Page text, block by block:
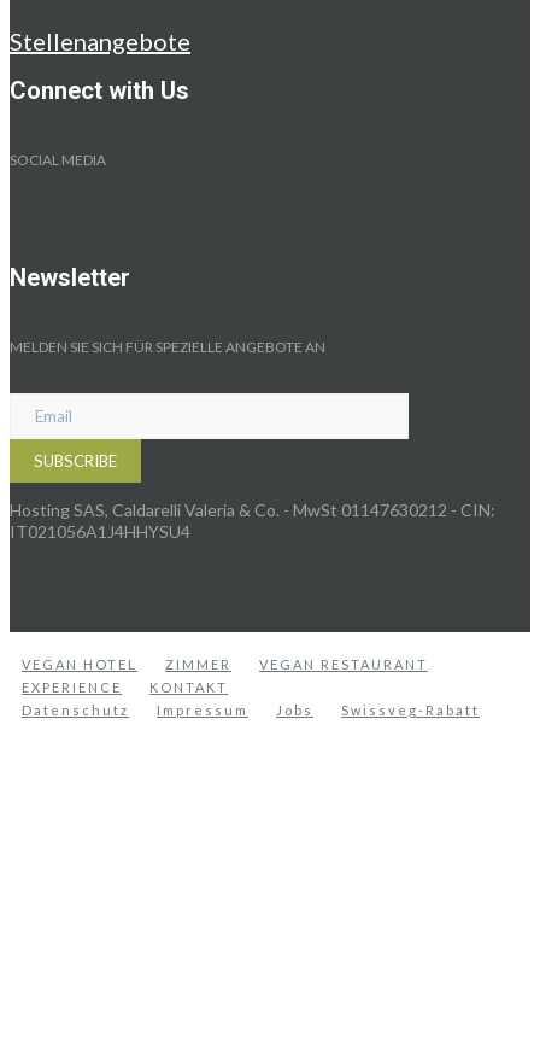
Stellenangebote
Connect with Us
SOCIAL MEDIA
Newsletter
MELDEN SIE SICH FÜR SPEZIELLE ANGEBOTE AN
Hosting SAS, Caldarelli Valeria & Co. - MwSt 01147630212 - CIN:
IT021056A1J4HHYSU4
VEGAN HOTEL ZIMMER
VEGAN RESTAURANT
EXPERIENCE
KONTAKT
Datenschutz
Impressum Jobs Swissveg-Rabatt